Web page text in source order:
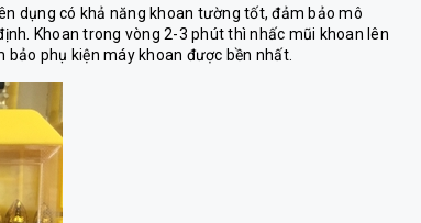
dụng có khả năng khoan tường tốt, đảm bảo mô
Khoan trong vòng 2-3 phút thì nhấc mũi khoan lên
phụ kiện máy khoan được bền nhất.